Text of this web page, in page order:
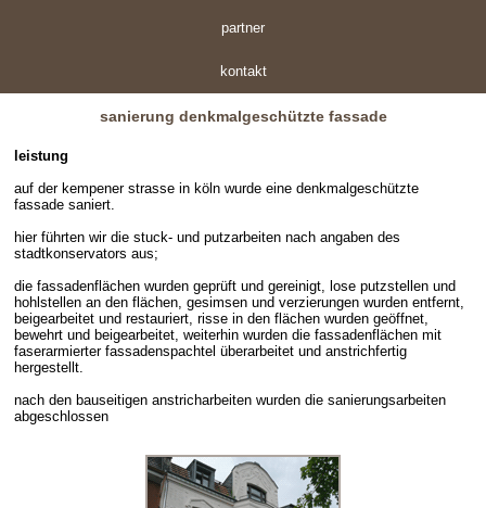
partner
kontakt
sanierung denkmalgeschützte fassade
leistung
auf der kempener strasse in köln wurde eine denkmalgeschützte
fassade saniert.
hier führten wir die stuck- und putzarbeiten nach angaben des
stadtkonservators aus;
die fassadenflächen wurden geprüft und gereinigt, lose putzstellen und
hohlstellen an den flächen, gesimsen und verzierungen wurden entfernt,
beigearbeitet und restauriert, risse in den flächen wurden geöffnet,
bewehrt und beigearbeitet, weiterhin wurden die fassadenflächen mit
faserarmierter fassadenspachtel überarbeitet und anstrichfertig
hergestellt.
nach den bauseitigen anstricharbeiten wurden die sanierungsarbeiten
abgeschlossen